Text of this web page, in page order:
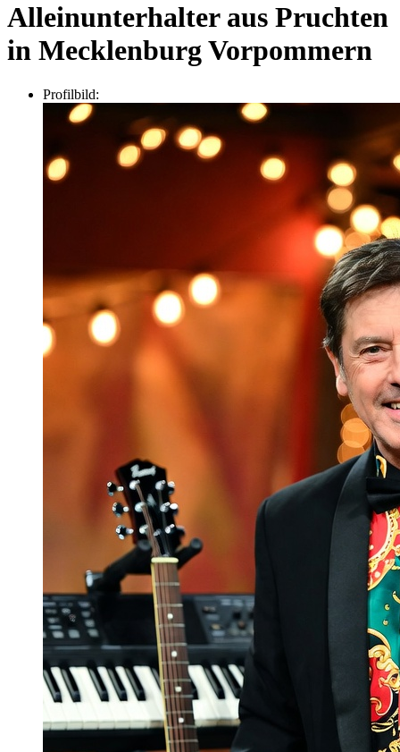
Alleinunterhalter aus Pruchten
in Mecklenburg Vorpommern
Profilbild: